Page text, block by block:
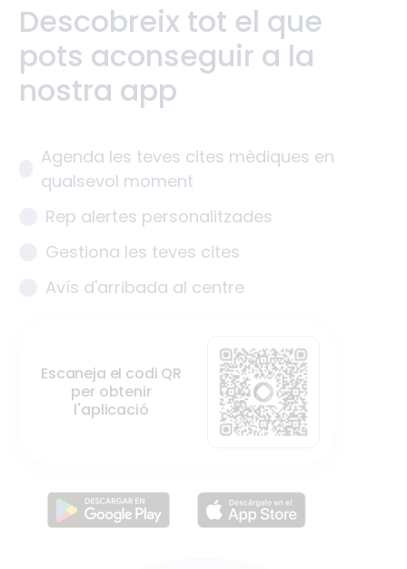
Descobreix tot el que
pots aconseguir a la
nostra app
Agenda les teves cites mèdiques en
qualsevol moment
Rep alertes personalitzades
Gestiona les teves cites
Avís d'arribada al centre
Escaneja el codi QR
per obtenir
l'aplicació